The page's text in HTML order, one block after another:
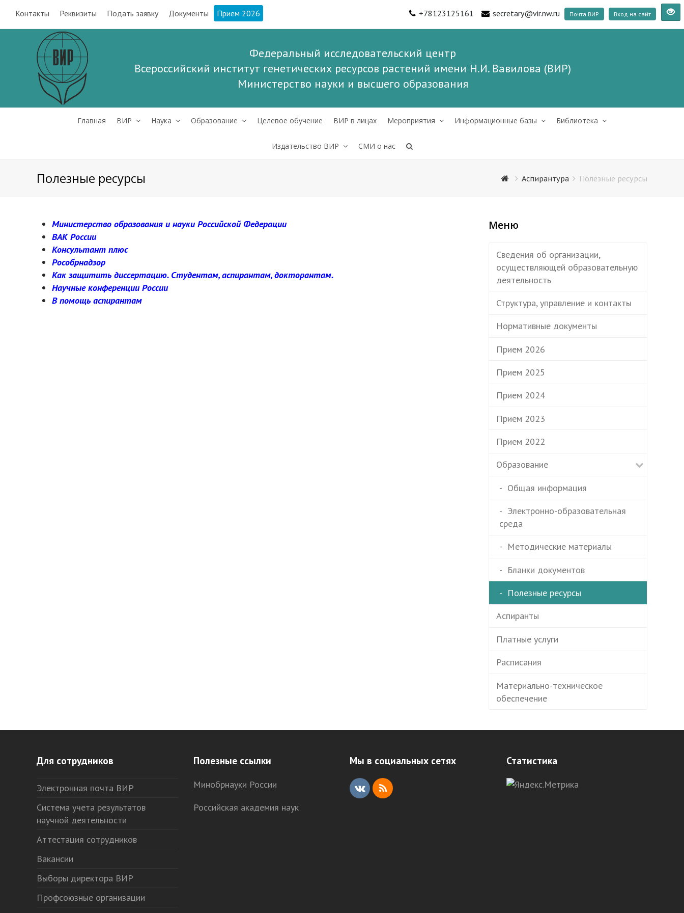
Контакты Реквизиты Подать заявку Документы Прием 2026 +78123125161 secretary@vir.nw.ru Почта ВИР Вход на сайт
Федеральный исследовательский центр
Всероссийский институт генетических ресурсов растений имени Н.И. Вавилова (ВИР)
Министерство науки и высшего образования
Главная ВИР Наука Образование Целевое обучение ВИР в лицах Мероприятия Информационные базы Библиотека
Издательство ВИР СМИ о нас
Полезные ресурсы Аспирантура Полезные ресурсы
Министерство образования и науки Российской Федерации
ВАК России
Консультант плюс
Рособрнадзор
Как защитить диссертацию. Студентам, аспирантам, докторантам.
Научные конференции России
В помощь аспирантам
Меню
Сведения об организации,
осуществляющей образовательную
деятельность
Структура, управление и контакты
Нормативные документы
Прием 2026
Прием 2025
Прием 2024
Прием 2023
Прием 2022
Образование
Общая информация
Электронно-образовательная
среда
Методические материалы
Бланки документов
Полезные ресурсы
Аспиранты
Платные услуги
Расписания
Материально-техническое
обеспечение
Для сотрудников
Электронная почта ВИР
Система учета результатов
научной деятельности
Аттестация сотрудников
Вакансии
Выборы директора ВИР
Профсоюзные организации
Полезные ссылки
Минобрнауки России
Российская академия наук
Мы в социальных сетях
V
R
Статистика